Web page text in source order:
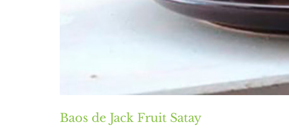
Baos de Jack Fruit Satay